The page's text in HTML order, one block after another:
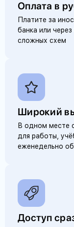
Оплата в
Платите за
банка или
сложных схем
Широкий
В одном месте
для работы,
еженедельно
Доступ